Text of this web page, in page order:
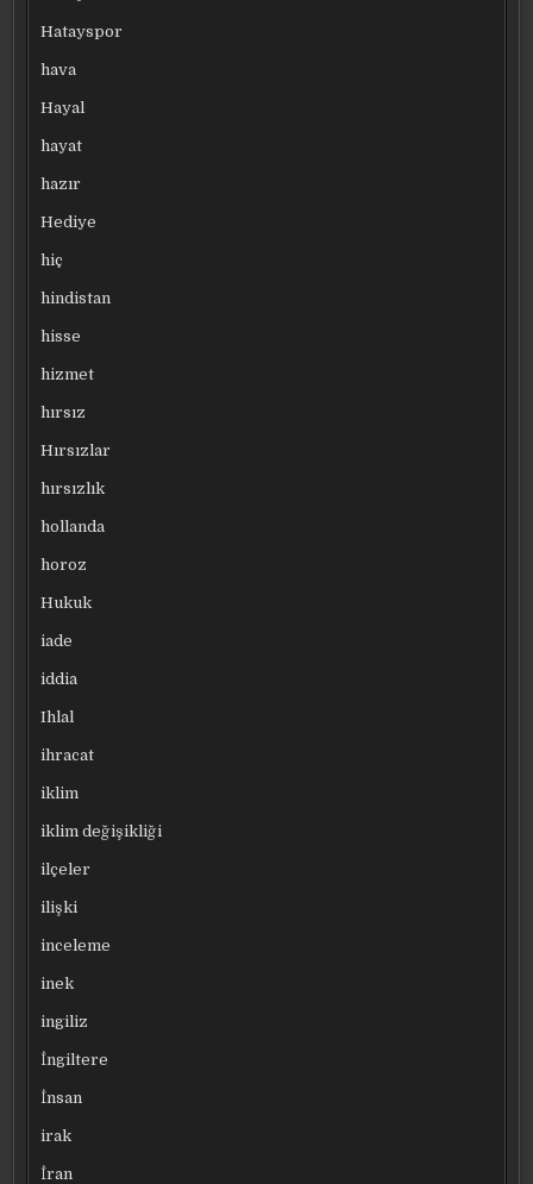
Hatayspor
hava
Hayal
hayat
hazır
Hediye
hiç
hindistan
hisse
hizmet
hırsız
Hırsızlar
hırsızlık
hollanda
horoz
Hukuk
iade
iddia
Ihlal
ihracat
iklim
iklim değişikliği
ilçeler
ilişki
inceleme
inek
ingiliz
İngiltere
İnsan
irak
İran